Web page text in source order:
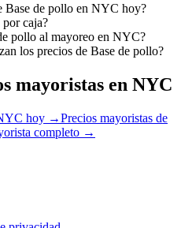
Base de pollo en NYC hoy?
por caja?
pollo al mayoreo en NYC?
los precios de Base de pollo?
mayoristas en NYC
hoy →Precios mayoristas de
completo →